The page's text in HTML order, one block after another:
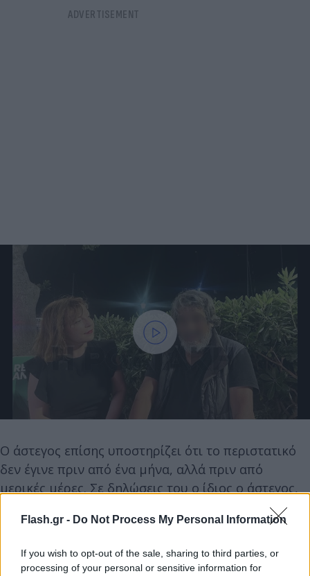
Flash.gr - Do Not Process My Personal Information
If you wish to opt-out of the sale, sharing to third parties, or
processing of your personal or sensitive information for
Ο άστεγος επίσης υποστηρίζει ότι το περιστατικό
δεν έγινε πριν από ένα μήνα, αλλά πριν από
μερικές μέρες. Σε δηλώσεις του ο ίδιος ο άστεγος,
φανερά σοκαρισμένος ακόμα, αποκαλύπτει όλα
όσα έζησε εκείνη τη μέρα και επισημαίνει ότι
δράστης ήταν αλλοδαπός.